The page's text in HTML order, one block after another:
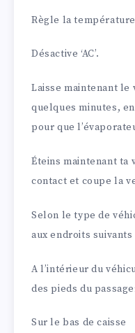
Règle la
Désactive ‘AC’.
Laisse maintenant
quelques minutes,
pour que
Éteins maintenant
contact et coupe la
Selon le type de
aux endroits
A l’intérieur du
des pieds du
Sur le bas de caisse